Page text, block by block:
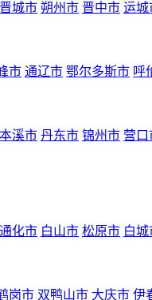
晋城市 朔州市 晋中市 运城
市 通辽市 鄂尔多斯市 呼
本溪市 丹东市 锦州市 营口
通化市 白山市 松原市 白城
岗市 双鸭山市 大庆市 伊